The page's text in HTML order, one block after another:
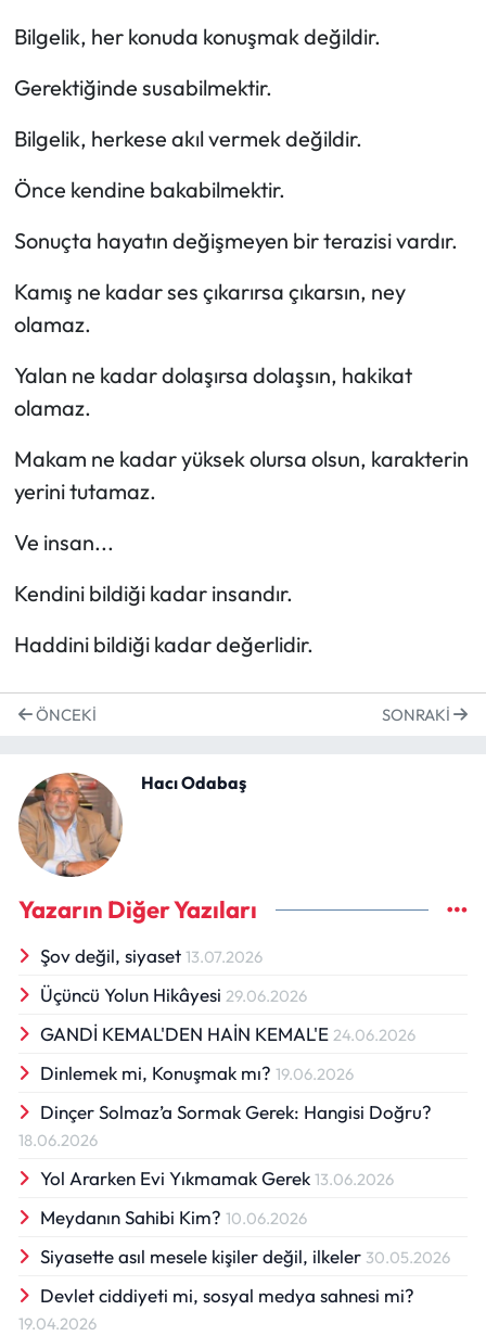
Bilgelik, her konuda konuşmak değildir.
Gerektiğinde susabilmektir.
Bilgelik, herkese akıl vermek değildir.
Önce kendine bakabilmektir.
Sonuçta hayatın değişmeyen bir terazisi vardır.
Kamış ne kadar ses çıkarırsa çıkarsın, ney
olamaz.
Yalan ne kadar dolaşırsa dolaşsın, hakikat
olamaz.
Makam ne kadar yüksek olursa olsun, karakterin
yerini tutamaz.
Ve insan...
Kendini bildiği kadar insandır.
Haddini bildiği kadar değerlidir.
ÖNCEKI SONRAKI
Hacı Odabaş
Yazarın Diğer Yazıları
Şov değil, siyaset 13.07.2026
Üçüncü Yolun Hikâyesi 29.06.2026
GANDİ KEMAL'DEN HAİN KEMAL'E 24.06.2026
Dinlemek mi, Konuşmak mı? 19.06.2026
Dinçer Solmaz’a Sormak Gerek: Hangisi Doğru?
18.06.2026
Yol Ararken Evi Yıkmamak Gerek 13.06.2026
Meydanın Sahibi Kim? 10.06.2026
Siyasette asıl mesele kişiler değil, ilkeler 30.05.2026
Devlet ciddiyeti mi, sosyal medya sahnesi mi?
19.04.2026